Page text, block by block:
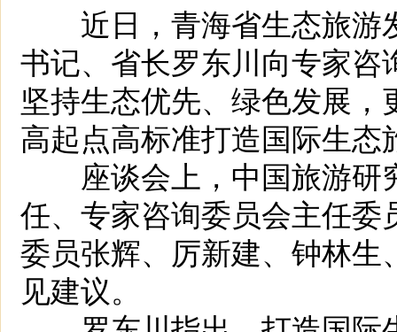
近日，青海省生态旅游
书记、省长罗东川向专家
坚持生态优先、绿色发展
高起点高标准打造国际生态
座谈会上，中国旅游研
任、专家咨询委员会主任
委员张辉、厉新建、钟林
见建议。